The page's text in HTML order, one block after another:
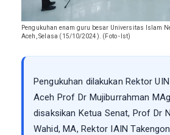
Pengukuhan enam guru besar Universitas Islam
Aceh, Selasa (15/10/2024). (Foto -Ist)
Pengukuhan dilakukan Rektor
Aceh Prof Dr Mujiburrahman
disaksikan Ketua Senat, Prof Dr
Wahid, MA, Rektor IAIN